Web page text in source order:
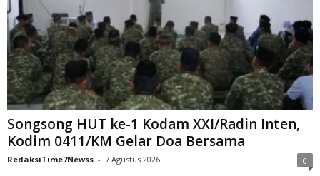
Songsong HUT ke-1 Kodam XXI/Radin Inten,
Kodim 0411/KM Gelar Doa Bersama
RedaksiTime7Newss - 7 Agustus 2026 0